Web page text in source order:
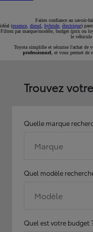
Faites confiance au savoir-
idéal (essence diesel hybride électrique)
Filtrez par marque/modèle, budget (prix ou
le véhicule
Toyota simplifie et sécurise l'achat de
professionnel , et vous permet de
Trouvez
Quelle marque
Marque
Quel modèle
Modèle
Quel est votre budget